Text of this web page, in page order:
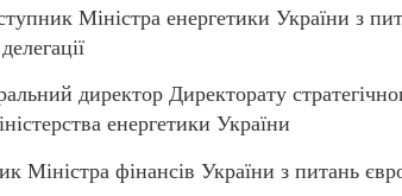
Міністра енергетики України з
директор Директорату
енергетики України
фінансів України з питань